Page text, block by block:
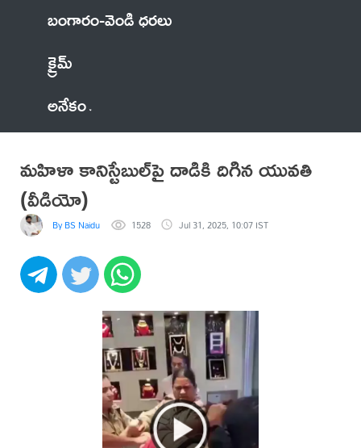
బంగారం-వెండి ధరలు
క్రైమ్
అనేకం
మ‌హిళా కానిస్టేబుల్‌పై దాడికి దిగిన యువ‌తి
(వీడియో)
By BS Naidu 1528 Jul 31, 2025, 10:07 IST